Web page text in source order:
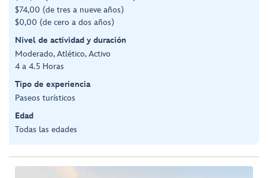
$74,00 (de tres a nueve años)
$0,00 (de cero a dos años)
Nivel de actividad y duración
Moderado, Atlético, Activo
4 a 4.5 Horas
Tipo de experiencia
Paseos turísticos
Edad
Todas las edades